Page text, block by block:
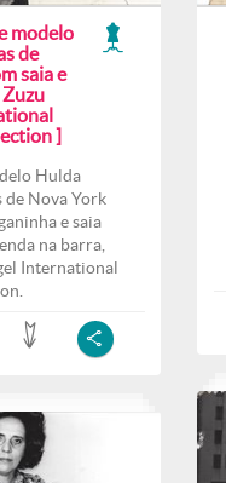
modelo
de
saia e
Zuzu
]
Hulda
de Nova York
e saia
na barra,
International